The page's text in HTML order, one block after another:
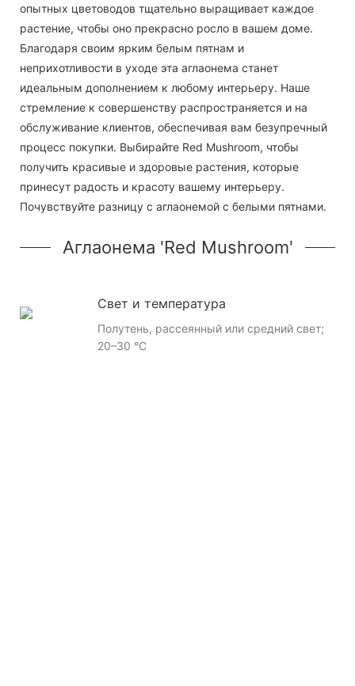
опытных цветоводов тщательно выращивает каждое
растение, чтобы оно прекрасно росло в вашем доме.
Благодаря своим ярким белым пятнам и
неприхотливости в уходе эта аглаонема станет
идеальным дополнением к любому интерьеру. Наше
стремление к совершенству распространяется и на
обслуживание клиентов, обеспечивая вам безупречный
процесс покупки. Выбирайте Red Mushroom, чтобы
получить красивые и здоровые растения, которые
принесут радость и красоту вашему интерьеру.
Почувствуйте разницу с аглаонемой с белыми пятнами.
Аглаонема 'Red Mushroom'
Свет и температура
Полутень, рассеянный или средний свет;
20–30 °C